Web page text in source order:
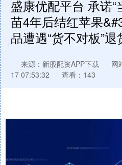
盛康优配平台 承诺
苗4年后结红苹果
品遭遇“货不对板”退
来源：新股配资APP下载 网
17 07:53:32
查看：143